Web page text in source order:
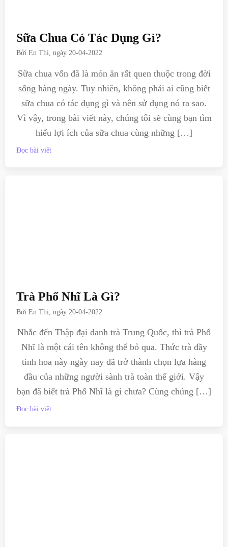
Sữa Chua Có Tác Dụng Gì?
BởiEn Thi, ngày20-04-2022
Sữa chua vốn đã là món ăn rất quen thuộc trong đời
sống hàng ngày. Tuy nhiên, không phải ai cũng biết
sữa chua có tác dụng gì và nên sử dụng nó ra sao.
Vì vậy, trong bài viết này, chúng tôi sẽ cùng bạn tìm
hiểu lợi ích của sữa chua cùng những […]
Đọc bài viết
Trà Phổ Nhĩ Là Gì?
BởiEn Thi , ngày 20-04-2022
Nhắc đến Thập đại danh trà Trung Quốc, thì trà Phổ
Nhĩ là một cái tên không thể bỏ qua. Thức trà đầy
tinh hoa này ngày nay đã trở thành chọn lựa hàng
đầu của những người sành trà toàn thế giới. Vậy
bạn đã biết trà Phổ Nhĩ là gì chưa? Cùng chúng […]
Đọc bài viết